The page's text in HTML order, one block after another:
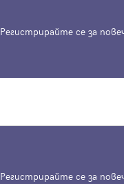
Регистрирайте се за
Регистрирайте се за